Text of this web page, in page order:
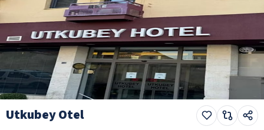
Utkubey Otel